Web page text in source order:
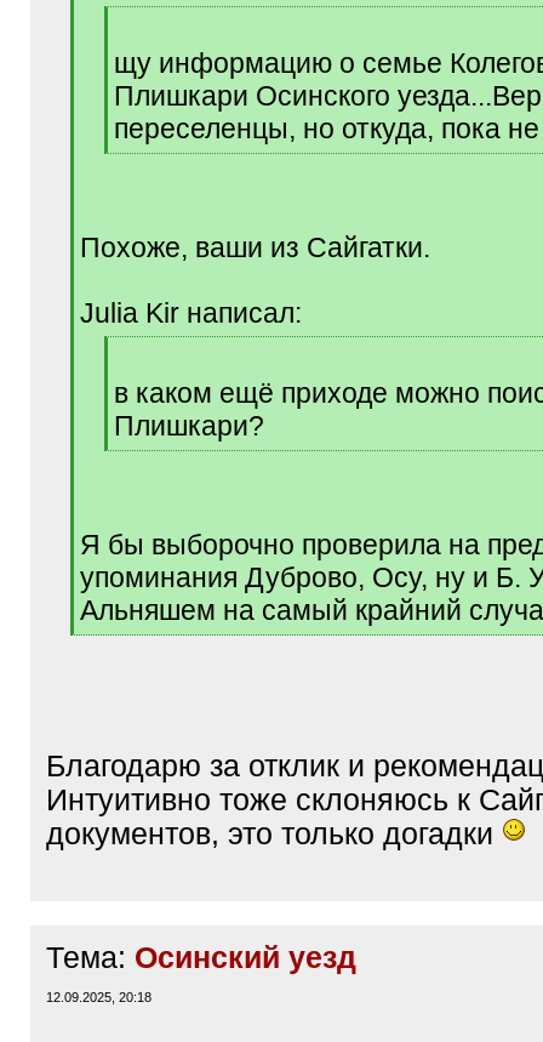
]
щу информацию о семье
Плишкари Осинского
переселенцы, но откуда, пока
[
Похоже, ваши из Сайгатки.
Julia Kir написал:
]
в каком ещё приходе можно
Плишкари?
[
Я бы выборочно проверила на
упоминания Дуброво, Осу, ну и Б.
Альняшем на самый крайний
[
Благодарю за отклик и
Интуитивно тоже склоняюсь к
документов, это только догадки
Тема: Осинский уезд
12.09.2025, 20:18